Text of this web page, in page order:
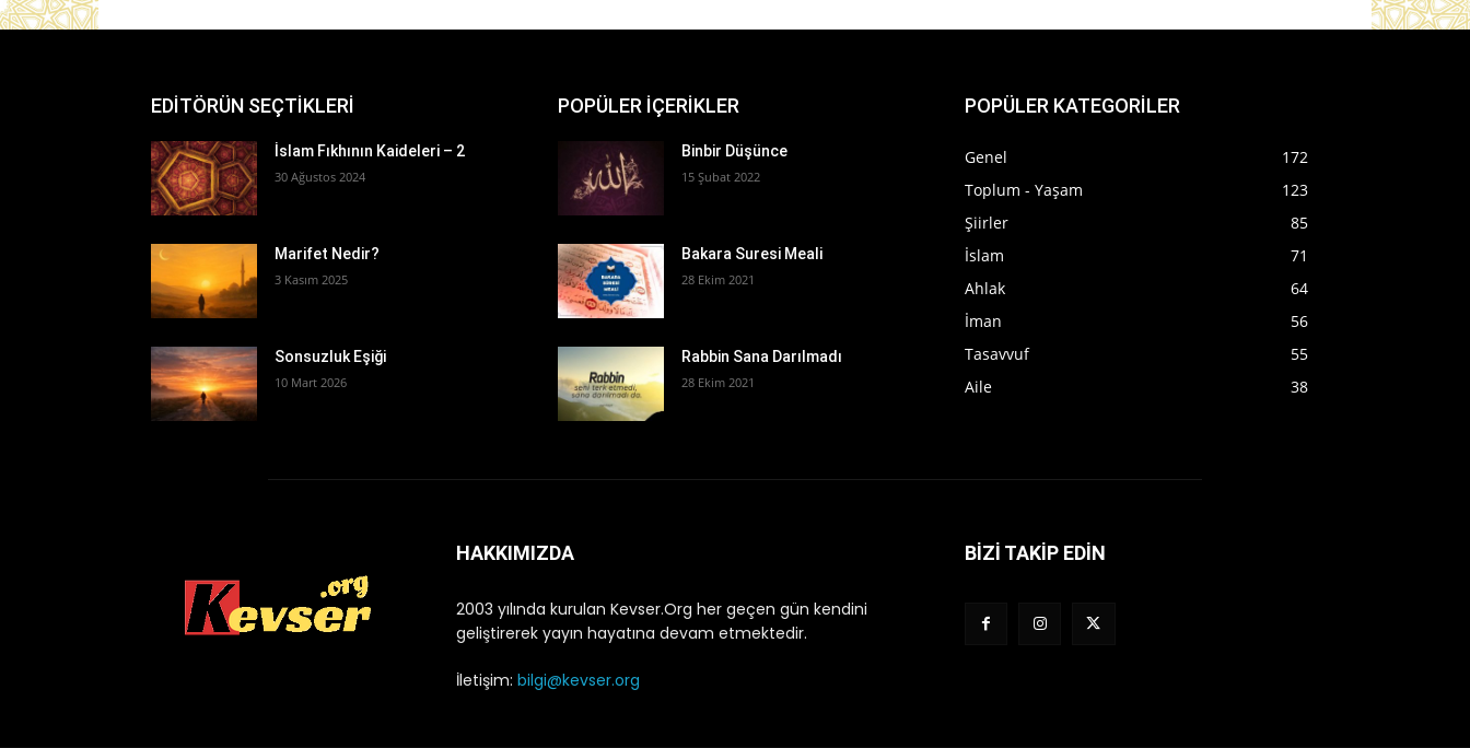
EDİTÖRÜN SEÇTİKLERİ
İslam Fıkhının Kaideleri – 2
30 Ağustos 2024
Marifet Nedir?
3 Kasım 2025
​Sonsuzluk Eşiği
10 Mart 2026
POPÜLER İÇERİKLER
Binbir Düşünce
15 Şubat 2022
Bakara Suresi Meali
28 Ekim 2021
Rabbin Sana Darılmadı
28 Ekim 2021
POPÜLER KATEGORİLER
Genel
172
Toplum - Yaşam
123
Şiirler
85
İslam
71
Ahlak
64
İman
56
Tasavvuf
55
Aile
38
HAKKIMIZDA
2003 yılında kurulan Kevser.Org her geçen gün kendini
geliştirerek yayın hayatına devam etmektedir.
İletişim: bilgi@kevser.org
BİZİ TAKİP EDİN